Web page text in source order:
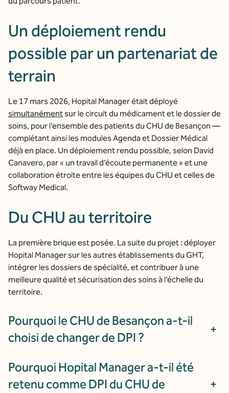
Un déploiement rendu
possible par un partenariat de
terrain
Le 17 mars 2026, Hopital Manager était déployé
simultanément sur le circuit du médicament et le dossier de
soins, pour l’ensemble des patients du CHU de Besançon —
complétant ainsi les modules Agenda et Dossier Médical
déjà en place. Un déploiement rendu possible, selon David
Canavero, par « un travail d’écoute permanente » et une
collaboration étroite entre les équipes du CHU et celles de
Softway Medical.
Du CHU au territoire
La première brique est posée. La suite du projet : déployer
Hopital Manager sur les autres établissements du GHT,
intégrer les dossiers de spécialité, et contribuer à une
meilleure qualité et sécurisation des soins à l’échelle du
territoire.
Pourquoi le CHU de Besançon a-t-il
choisi de changer de DPI ?
+
Pourquoi Hopital Manager a-t-il été
retenu comme DPI du CHU de
+